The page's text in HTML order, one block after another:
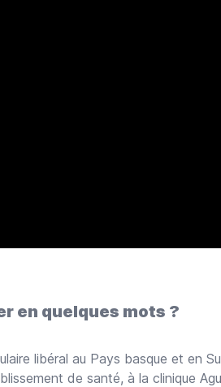
en quelques mots ?
libéral au Pays basque et en
de santé, à la clinique